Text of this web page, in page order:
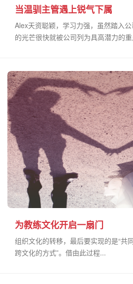
当温驯主管遇上锐气下属
Alex天资聪颖，学习力强，虽然踏入
的光芒很快就被公司列为具高潜力的
为教练文化开启一扇门
组织文化的转移，最后要实现的是“共
跨文化的方式”。借由此过程...